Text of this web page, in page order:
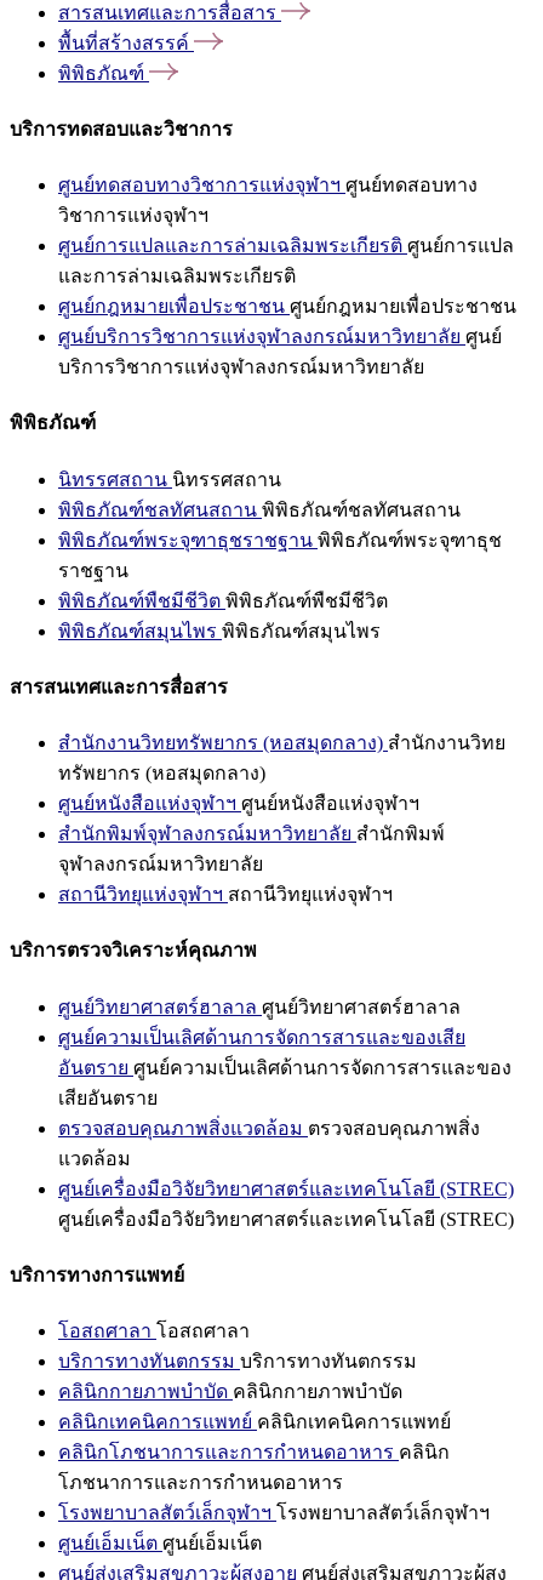
สารสนเทศและการสื่อสาร
พื้นที่สร้างสรรค์
พิพิธภัณฑ์
บริการทดสอบและวิชาการ
ศูนย์ทดสอบทางวิชาการแห่งจุฬาฯ ศูนย์ทดสอบทาง
วิชาการแห่งจุฬาฯ
ศูนย์การแปลและการล่ามเฉลิมพระเกียรติ ศูนย์การแปล
และการล่ามเฉลิมพระเกียรติ
ศูนย์กฎหมายเพื่อประชาชน ศูนย์กฎหมายเพื่อประชาชน
ศูนย์บริการวิชาการแห่งจุฬาลงกรณ์มหาวิทยาลัย ศูนย์
บริการวิชาการแห่งจุฬาลงกรณ์มหาวิทยาลัย
พิพิธภัณฑ์
นิทรรศสถาน นิทรรศสถาน
พิพิธภัณฑ์ชลทัศนสถาน พิพิธภัณฑ์ชลทัศนสถาน
พิพิธภัณฑ์พระจุฑาธุชราชฐาน พิพิธภัณฑ์พระจุฑาธุช
ราชฐาน
พิพิธภัณฑ์พืชมีชีวิต พิพิธภัณฑ์พืชมีชีวิต
พิพิธภัณฑ์สมุนไพร พิพิธภัณฑ์สมุนไพร
สารสนเทศและการสื่อสาร
สำนักงานวิทยทรัพยากร (หอสมุดกลาง) สำนักงานวิทย
ทรัพยากร (หอสมุดกลาง)
ศูนย์หนังสือแห่งจุฬาฯ ศูนย์หนังสือแห่งจุฬาฯ
สำนักพิมพ์จุฬาลงกรณ์มหาวิทยาลัย สำนักพิมพ์
จุฬาลงกรณ์มหาวิทยาลัย
สถานีวิทยุแห่งจุฬาฯ สถานีวิทยุแห่งจุฬาฯ
บริการตรวจวิเคราะห์คุณภาพ
ศูนย์วิทยาศาสตร์ฮาลาล ศูนย์วิทยาศาสตร์ฮาลาล
ศูนย์ความเป็นเลิศด้านการจัดการสารและของเสีย
อันตราย ศูนย์ความเป็นเลิศด้านการจัดการสารและของ
เสียอันตราย
ตรวจสอบคุณภาพสิ่งแวดล้อม ตรวจสอบคุณภาพสิ่ง
แวดล้อม
ศูนย์เครื่องมือวิจัยวิทยาศาสตร์และเทคโนโลยี (STREC)
ศูนย์เครื่องมือวิจัยวิทยาศาสตร์และเทคโนโลยี (STREC)
บริการทางการแพทย์
โอสถศาลา โอสถศาลา
บริการทางทันตกรรม บริการทางทันตกรรม
คลินิกกายภาพบำบัด คลินิกกายภาพบำบัด
คลินิกเทคนิคการแพทย์ คลินิกเทคนิคการแพทย์
คลินิกโภชนาการและการกำหนดอาหาร คลินิก
โภชนาการและการกำหนดอาหาร
โรงพยาบาลสัตว์เล็กจุฬาฯ โรงพยาบาลสัตว์เล็กจุฬาฯ
ศูนย์เอ็มเน็ต ศูนย์เอ็มเน็ต
ศูนย์ส่งเสริมสุขภาวะผู้สูงอายุ ศูนย์ส่งเสริมสุขภาวะผู้สูง